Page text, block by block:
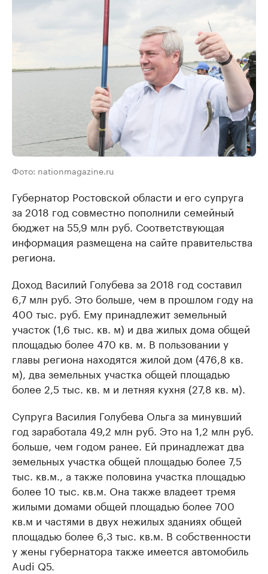
Фото: nationmagazine.ru
Губернатор Ростовской области и его супруга
за 2018 год совместно пополнили семейный
бюджет на 55,9 млн руб. Соответствующая
информация размещена на сайте правительства
региона.
Доход Василий Голубева за 2018 год составил
6,7 млн руб. Это больше, чем в прошлом году на
400 тыс. руб. Ему принадлежит земельный
участок (1,6 тыс. кв. м) и два жилых дома общей
площадью более 470 кв. м. В пользовании у
главы региона находятся жилой дом (476,8 кв.
м), два земельных участка общей площадью
более 2,5 тыс. кв. м и летняя кухня (27,8 кв. м).
Супруга Василия Голубева Ольга за минувший
год заработала 49,2 млн руб. Это на 1,2 млн руб.
больше, чем годом ранее. Ей принадлежат два
земельных участка общей площадью более 7,5
тыс. кв.м., а также половина участка площадью
более 10 тыс. кв.м. Она также владеет тремя
жилыми домами общей площадью более 700
кв.м и частями в двух нежилых зданиях общей
площадью более 6,3 тыс. кв.м. В собственности
у жены губернатора также имеется автомобиль
Audi Q5.